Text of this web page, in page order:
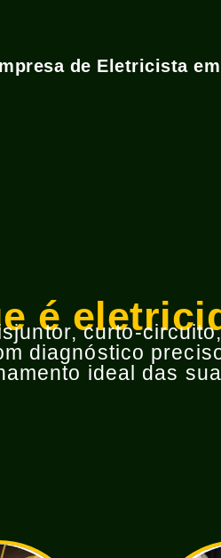
de Eletricista
é
curto-
diagnóstico
ideal das